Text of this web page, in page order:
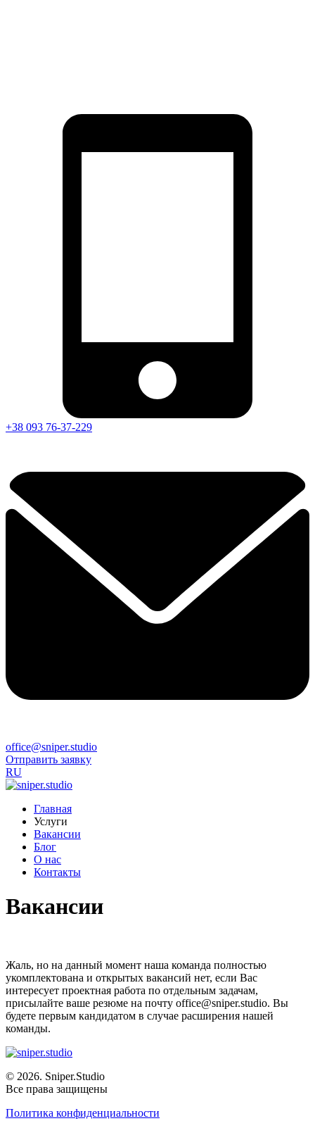
+38 093 76-37-229
office@sniper.studio
Отправить заявку
RU
Главная
Услуги
Вакансии
Блог
О нас
Контакты
Вакансии
Жаль, но на данный момент наша команда полностью
укомплектована и открытых вакансий нет, если Вас
интересует проектная работа по отдельным задачам,
присылайте ваше резюме на почту office@sniper.studio. Вы
будете первым кандидатом в случае расширения нашей
команды.
© 2026. Sniper.Studio
Все права защищены
Политика конфиденциальности